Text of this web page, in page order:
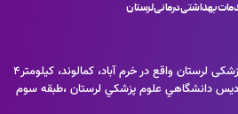
بهداشتی درمانی لرستان
معاونت آموزشی دانشگاه علوم پزشکی لرستان واقع در خرم آباد، كمالوند، كيلومتر٤
دانشگاهي علوم پزشكي لرستان ،طبقه سوم